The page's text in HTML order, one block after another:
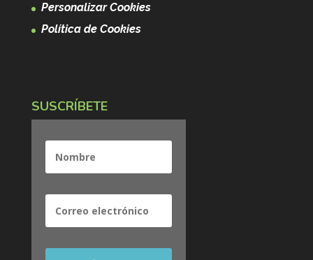
Personalizar Cookies
Política de Cookies
SUSCRÍBETE